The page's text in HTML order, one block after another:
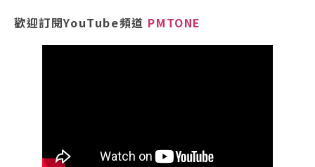
歡迎訂閱YouTube頻道 PMTONE